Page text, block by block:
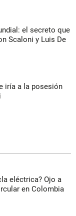
el secreto que
Scaloni y Luis De
iría a la posesión
eléctrica? Ojo a
en Colombia